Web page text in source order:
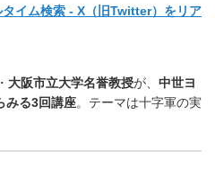
タイム検索 - X（旧Twitter）をリア
・ 大阪市立大学名誉教授が、 中世ヨ
みる3回講座。 テーマは十字軍の実